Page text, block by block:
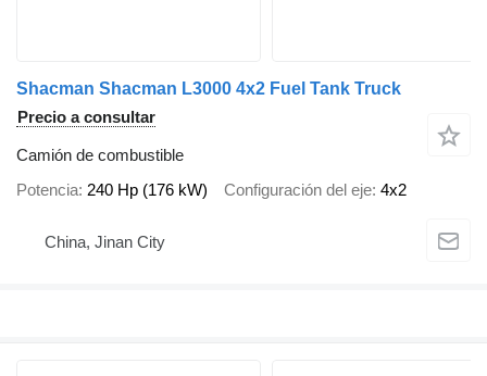
Shacman Shacman L3000 4x2 Fuel Tank Truck
Precio a consultar
Camión de combustible
Potencia 240 Hp (176 kW) Configuración del eje 4x2
China, Jinan City